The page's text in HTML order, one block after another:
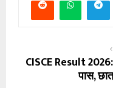
CISCE Result
पास,